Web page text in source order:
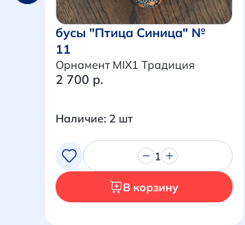
бусы "Птица Синица" №
11
Орнамент MIX1 Традиция
2 700 р.
Наличие: 2 шт
1
В корзину